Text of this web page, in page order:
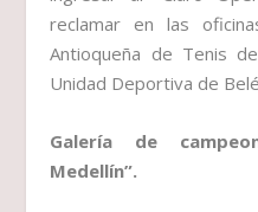
reclamar en las
Antioqueña de Tenis
Unidad Deportiva de
Galería de
Medellín”.